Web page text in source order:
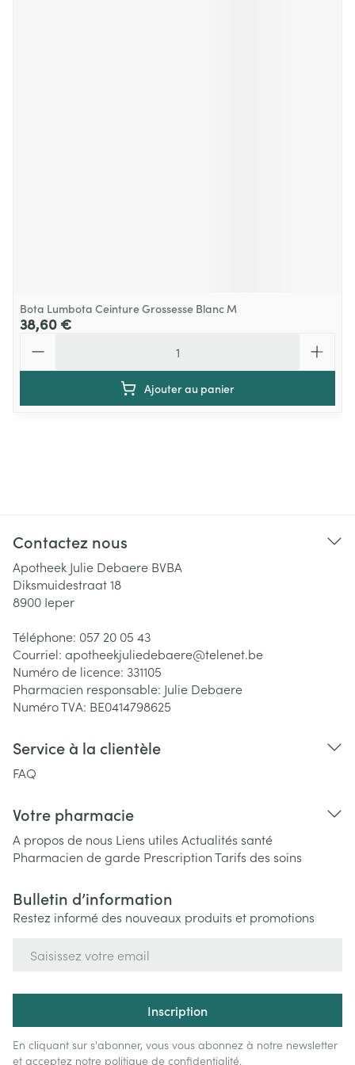
Bota Lumbota Ceinture Grossesse Blanc M
38,60 €
Ajouter au panier
Contactez nous
Apotheek Julie Debaere BVBA
Diksmuidestraat 18
8900 Ieper
Téléphone: 057 20 05 43
Courriel: apotheekjuliedebaere@telenet.be
Numéro de licence: 331105
Pharmacien responsable: Julie Debaere
Numéro TVA: BE0414798625
Service à la clientèle
FAQ
Votre pharmacie
A propos de nous Liens utiles Actualités santé
Pharmacien de garde PrescriptionTarifs des soins
Bulletin d’information
Restez informé des nouveaux produits et promotions
Inscription
En cliquant sur s'abonner, vous vous abonnez à notre newsletter
et acceptez notre politique de confidentialité.